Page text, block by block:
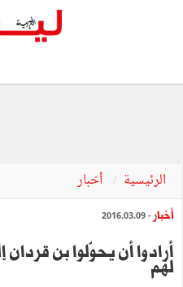
الرئيسية أخبار
أخبار - 2016.03.09
أرادوا أن يحوّلوا بن قردان
لهم